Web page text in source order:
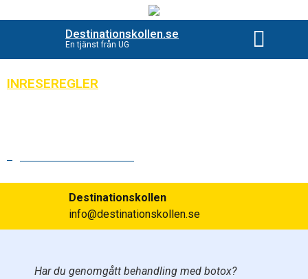
Destinationskollen.se
En tjänst från UG
INRESEREGLER
Destinationskollen
info@destinationskollen.se
Har du genomgått behandling med botox?